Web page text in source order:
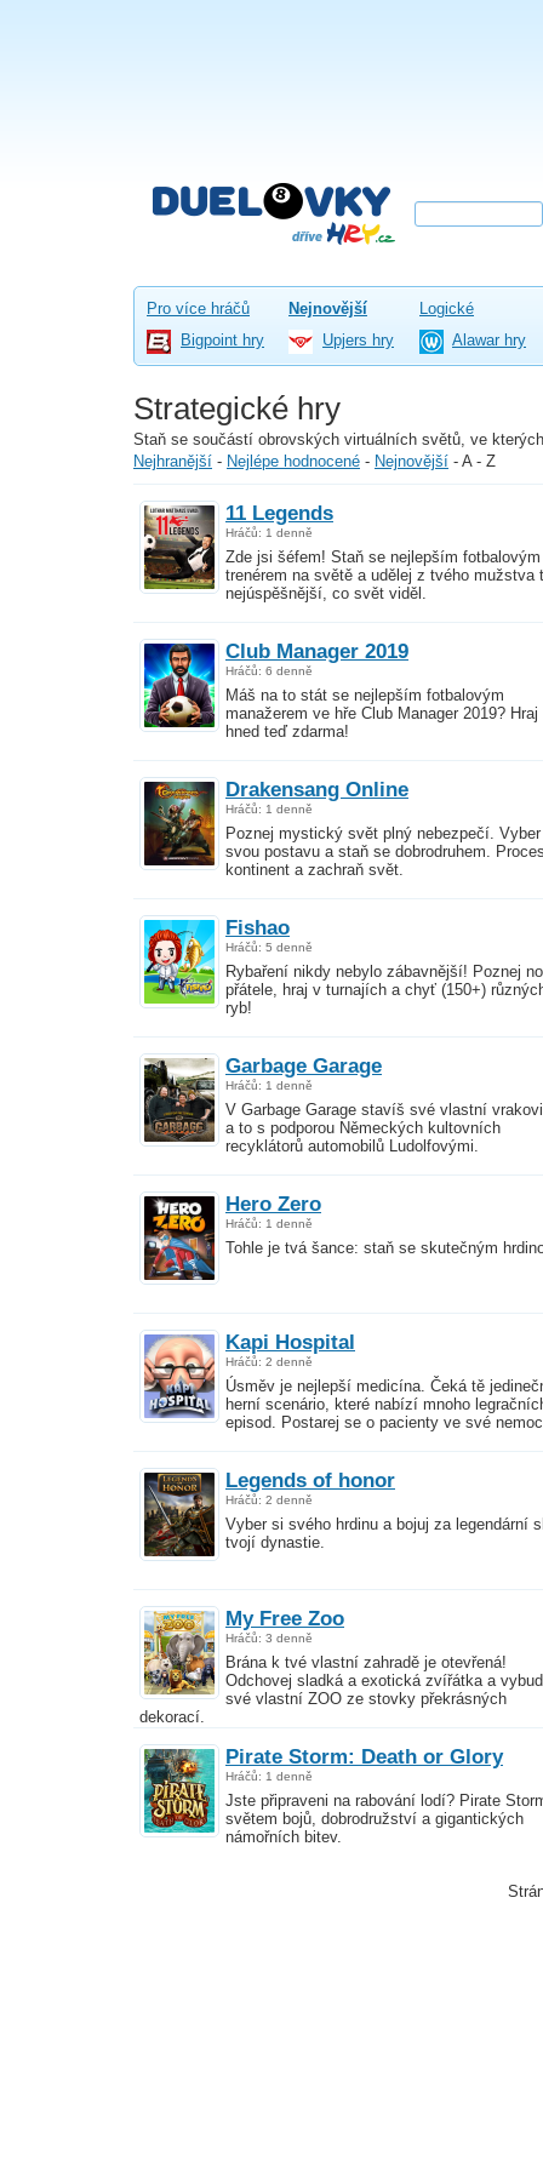
Pro více hráčů Nejnovější
Logické
Bigpoint hry
Upjers hry Alawar hry
Strategické hry
Staň se součástí obrovských virtuálních světů, ve
Nejhranější - Nejlépe hodnocené - Nejnovější - A - Z
11 Legends
Hráčů: 1 denně
Zde jsi šéfem! Staň se nejlepším fotbalovým
trenérem na světě a udělej z tvého mužstva
nejúspěšnější, co svět viděl.
Club Manager 2019
Hráčů: 6 denně
Máš na to stát se nejlepším fotbalovým
manažerem ve hře Club Manager 2019? Hraj
hned teď zdarma!
Drakensang Online
Hráčů: 1 denně
Poznej mystický svět plný nebezpečí.
svou postavu a staň se dobrodruhem.
kontinent a zachraň svět.
Fishao
Hráčů: 5 denně
Rybaření nikdy nebylo zábavnější! Poznej
přátele, hraj v turnajích a chyť (150+)
ryb!
Garbage Garage
Hráčů: 1 denně
V Garbage Garage stavíš své vlastní
a to s podporou Německých kultovních
recyklátorů automobilů Ludolfovými.
Hero Zero
Hráčů: 1 denně
Tohle je tvá šance: staň se skutečným
Kapi Hospital
Hráčů: 2 denně
Úsměv je nejlepší medicína. Čeká tě
herní scenário, které nabízí mnoho
episod. Postarej se o pacienty ve své
Legends of honor
Hráčů: 2 denně
Vyber si svého hrdinu a bojuj za legendární
tvojí dynastie.
My Free Zoo
Hráčů: 3 denně
Brána k tvé vlastní zahradě je otevřená!
Odchovej sladká a exotická zvířátka a
své vlastní ZOO ze stovky překrásných
dekorací.
Pirate Storm: Death or Glory
Hráčů: 1 denně
Jste připraveni na rabování lodí? Pirate
světem bojů, dobrodružství a gigantických
námořních bitev.